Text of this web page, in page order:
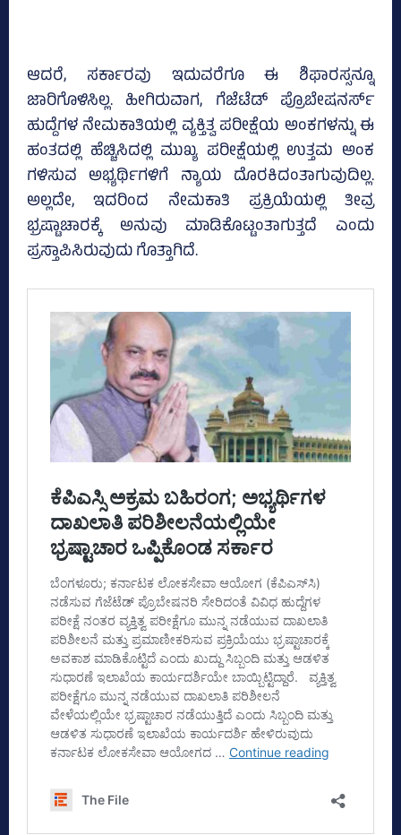
ಆದರೆ, ಸರ್ಕಾರವು ಇದುವರೆಗೂ ಈ ಶಿಫಾರಸ್ಸನ್ನೂ
ಜಾರಿಗೊಳಿಸಿಲ್ಲ. ಹೀಗಿರುವಾಗ, ಗೆಜೆಟೆಡ್ ಪ್ರೊಬೇಷನರ್ಸ್
ಹುದ್ದೆಗಳ ನೇಮಕಾತಿಯಲ್ಲಿ ವ್ಯಕ್ತಿತ್ವ ಪರೀಕ್ಷೆಯ ಅಂಕಗಳನ್ನು ಈ
ಹಂತದಲ್ಲಿ ಹೆಚ್ಚಿಸಿದಲ್ಲಿ ಮುಖ್ಯ ಪರೀಕ್ಷೆಯಲ್ಲಿ ಉತ್ತಮ ಅಂಕ
ಗಳಿಸುವ ಅಭ್ಯರ್ಥಿಗಳಿಗೆ ನ್ಯಾಯ ದೊರಕಿದಂತಾಗುವುದಿಲ್ಲ.
ಅಲ್ಲದೇ, ಇದರಿಂದ ನೇಮಕಾತಿ ಪ್ರಕ್ರಿಯೆಯಲ್ಲಿ ತೀವ್ರ
ಭ್ರಷ್ಟಾಚಾರಕ್ಕೆ ಅನುವು ಮಾಡಿಕೊಟ್ಟಂತಾಗುತ್ತದೆ ಎಂದು
ಪ್ರಸ್ತಾಪಿಸಿರುವುದು ಗೊತ್ತಾಗಿದೆ.